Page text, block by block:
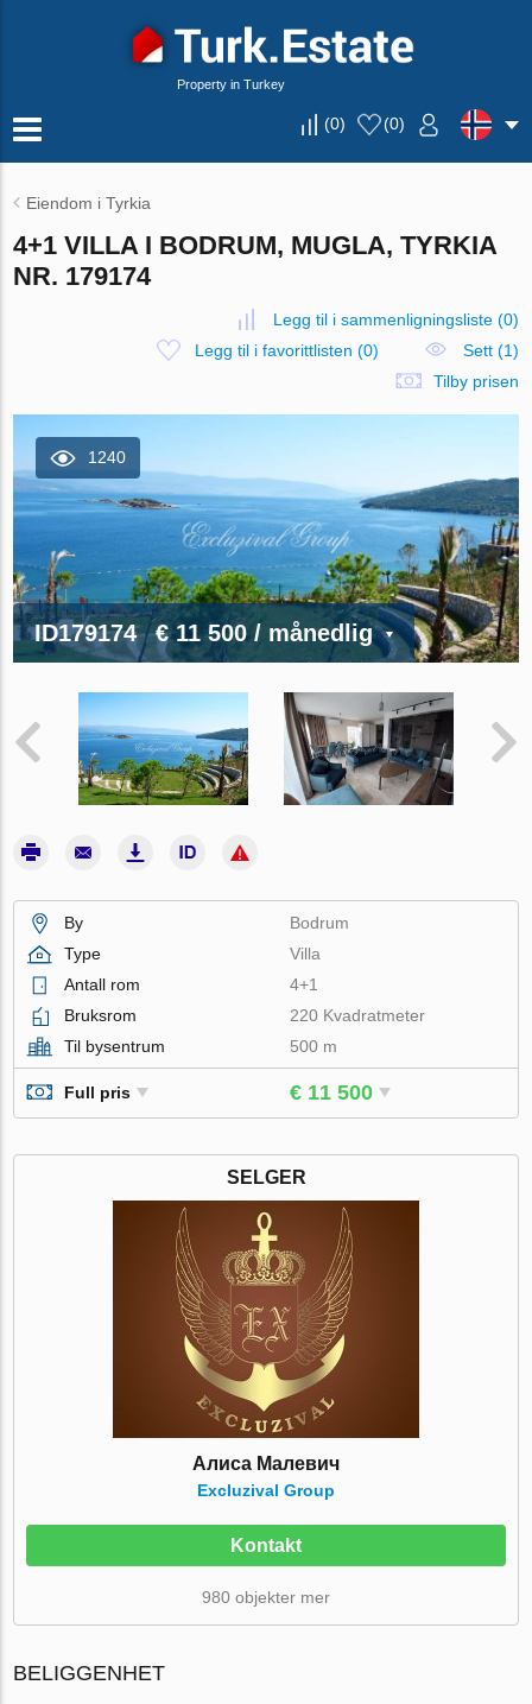
Property in Turkey
(0) (0)
Eiendom i Tyrkia
4+1 VILLA I BODRUM, MUGLA, TYRKIA
NR. 179174
Legg til i sammenligningsliste(0)
Legg til i favorittlisten (0)
Sett (1)
Tilby prisen
1240
ID179174 € 11 500/ månedlig
By
Bodrum
Type
Villa
Antall rom
4+1
Bruksrom
220 Kvadratmeter
Til bysentrum
500 m
Full pris € 11 500
SELGER
Алиса Малевич
Excluzival Group
Kontakt
980 objekter mer
BELIGGENHET